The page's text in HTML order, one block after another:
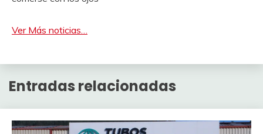
Ver Más noticias…
Entradas relacionadas